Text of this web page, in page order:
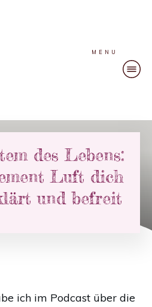
MENU
des Lebens:
Luft dich
und befreit
ich im Podcast über die